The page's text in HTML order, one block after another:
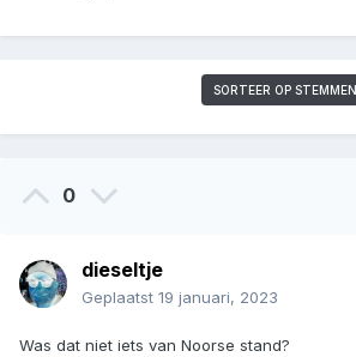
SORTEER OP STEMMEN
0
dieseltje
Geplaatst 19 januari, 2023
Was dat niet iets van Noorse stand?